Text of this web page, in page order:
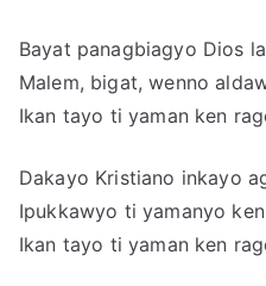
Bayat panagbiagyo Dios
Malem, bigat, wenno
Ikan tayo ti yaman ken
Dakayo Kristiano inkayo
Ipukkawyo ti yamanyo
Ikan tayo ti yaman ken